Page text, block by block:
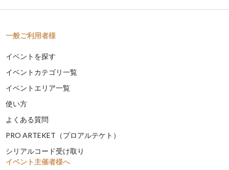
一般ご利用者様
イベントを探す
イベントカテゴリ一覧
イベントエリア一覧
使い方
よくある質問
PRO ARTEKET（プロアルテケト）
シリアルコード受け取り
イベント主催者様へ